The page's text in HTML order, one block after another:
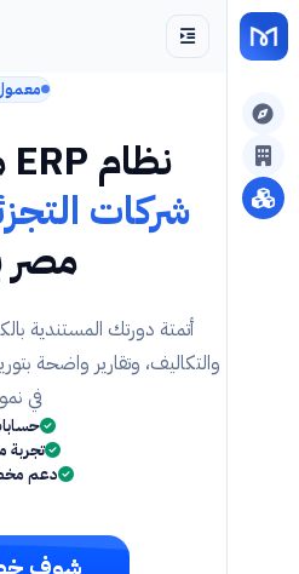
نظام ERP مصمم لإدارة
شركات
مصر
أتمتة دورتك المستندية
والتكاليف، وتقارير واضحة
في
تجربة
دعم